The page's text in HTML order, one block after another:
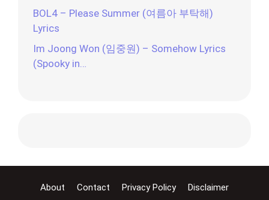
BOL4 – Please Summer (여름아 부탁해)
Lyrics
Im Joong Won (임중원) – Somehow Lyrics
(Spooky in…
About Contact Privacy Policy
Disclaimer